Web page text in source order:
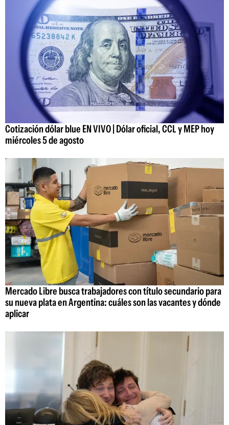
Cotización dólar blue EN VIVO | Dólar oficial, CCL y MEP hoy
miércoles 5 de agosto
Mercado Libre busca trabajadores con título secundario para
su nueva plata en Argentina: cuáles son las vacantes y dónde
aplicar